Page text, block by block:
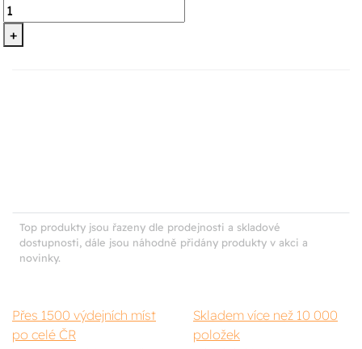
+
Top produkty jsou řazeny dle prodejnosti a skladové
dostupnosti, dále jsou náhodně přidány produkty v akci a
novinky.
Přes 1500 výdejních míst
po celé ČR
Skladem více než 10 000
položek